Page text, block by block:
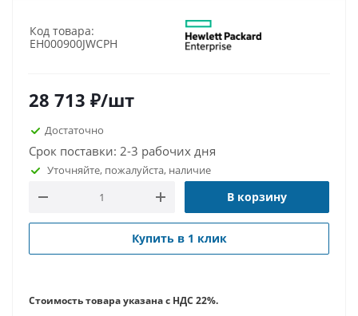
Код товара:
EH000900JWCPH
28 713 ₽/шт
Достаточно
Срок поставки: 2-3 рабочих дня
Уточняйте, пожалуйста, наличие
В корзину
Купить в 1 клик
Стоимость товара указана с НДС 22%.